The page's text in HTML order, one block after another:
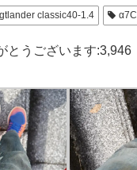
classic40-1.4 α7C
とうございます:3,946